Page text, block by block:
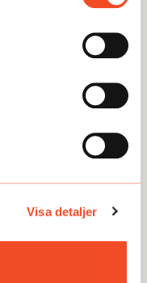
Visa detaljer